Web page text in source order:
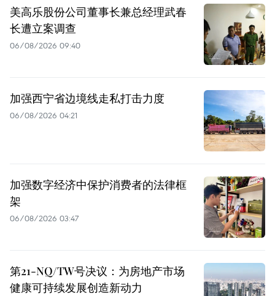
美高乐股份公司董事长兼总经理武春
长遭立案调查
06/08/2026 09:40
加强西宁省边境线走私打击力度
06/08/2026 04:21
加强数字经济中保护消费者的法律框
架
06/08/2026 03:47
第21-NQ/TW号决议：为房地产市场
健康可持续发展创造新动力